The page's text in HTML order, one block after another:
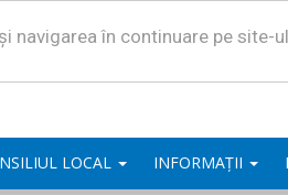
în continuare pe
LOCAL INFORMAȚII